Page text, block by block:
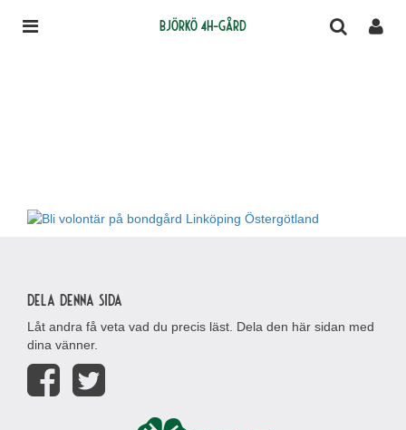
Björkö 4H-gård
Dela denna sida
Låt andra få veta vad du precis läst. Dela den här sidan med
dina vänner.